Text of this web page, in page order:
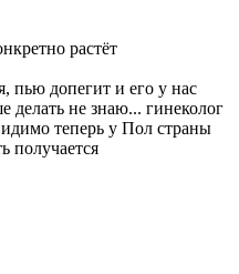
растёт
пью допегит и его у нас
делать не знаю... гинеколог
теперь у Пол страны
получается